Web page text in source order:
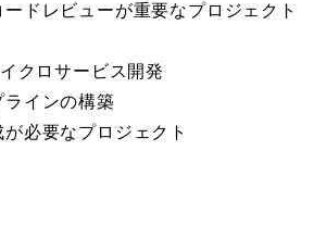
ドレビューが重要なプロジェクト
クロサービス開発
インの構築
必要なプロジェクト